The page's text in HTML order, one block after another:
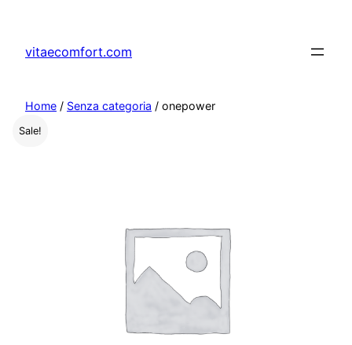
vitaecomfort.com
Home / Senza categoria / onepower
Sale!